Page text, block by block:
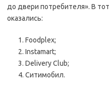
до двери потребителя». В
оказались:
Foodplex;
Instamart;
Delivery Club;
Ситимобил.